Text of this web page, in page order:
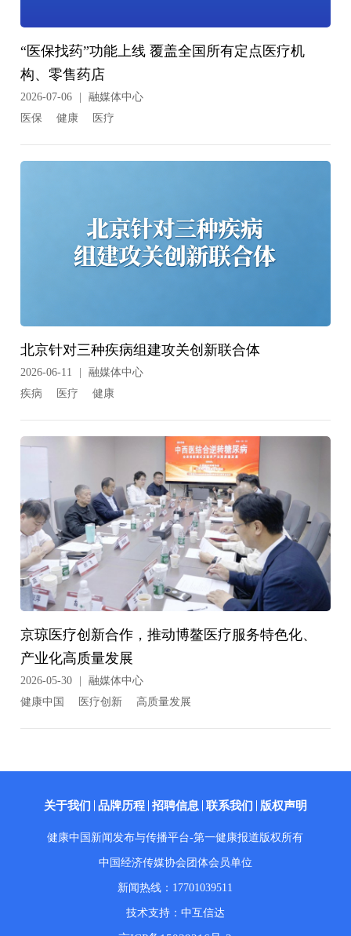
“医保找药”功能上线 覆盖全国所有定点医疗机
构、零售药店
2026-07-06
融媒体中心
医保
健康 医疗
北京针对三种疾病组建攻关创新联合体
2026-06-11
融媒体中心
疾病
医疗 健康
京琼医疗创新合作，推动博鳌医疗服务特色化、
产业化高质量发展
2026-05-30 |
融媒体中心
健康中国
医疗创新 高质量发展
关于我们 品牌历程 招聘信息 联系我们 版权声明
健康中国新闻发布与传播平台-第一健康报道版权所有
中国经济传媒协会团体会员单位
新闻热线：17701039511
技术支持：中互信达